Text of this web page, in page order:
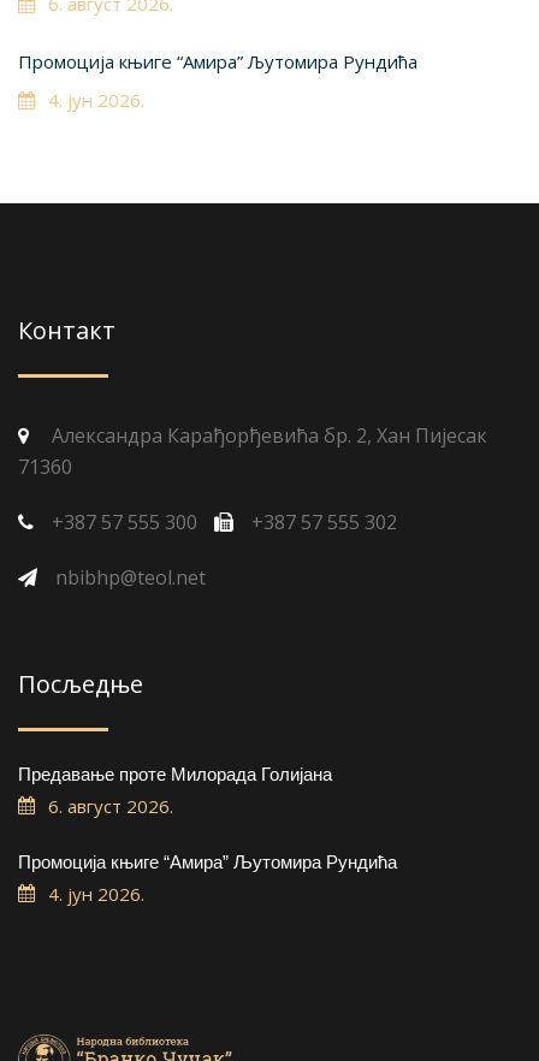
Промоција књиге “Амира” Љутомира Рундића
4. јун 2026.
Контакт
Александра Карађорђевића бр. 2, Хан Пијесак
71360
+387 57 555 300 +387 57 555 302
nbibhp@teol.net
Посљедње
Предавање проте Милорада Голијана
6. август 2026.
Промоција књиге “Амира” Љутомира Рундића
4. јун 2026.